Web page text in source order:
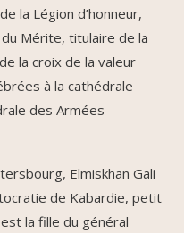
la Légion d’honneur,
Mérite, titulaire de la
la croix de la valeur
à la cathédrale
des Armées
Elmiskhan Gali
de Kabardie, petit
la fille du général